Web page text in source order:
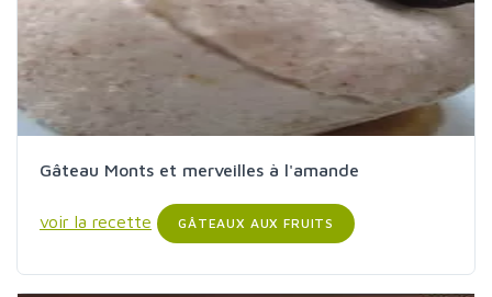
Gâteau Monts et merveilles à l'amande
voir la recette GÂTEAUX AUX FRUITS